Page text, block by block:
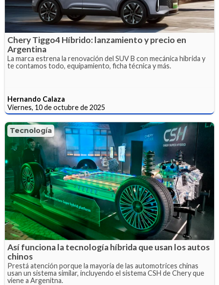
Chery Tiggo4 Híbrido: lanzamiento y precio en
Argentina
La marca estrena la renovación del SUV B con mecánica híbrida y
te contamos todo, equipamiento, ficha técnica y más.
Hernando Calaza
Viernes, 10 de octubre de 2025
Tecnología
Así funciona la tecnología híbrida que usan los autos
chinos
Prestá atención porque la mayoría de las automotrices chinas
usan un sistema similar, incluyendo el sistema CSH de Chery que
viene a Argenitna.